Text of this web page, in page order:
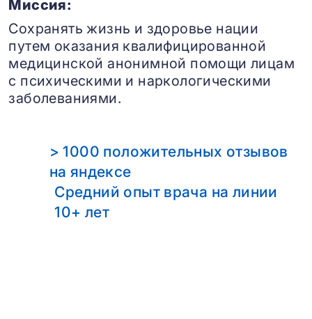
Миссия:
Сохранять жизнь и здоровье нации
путем оказания квалифицированной
медицинской анонимной помощи лицам
с психическими и наркологическими
заболеваниями.
> 1000 положительных отзывов
на яндексе
Средний опыт врача на линии
10+ лет